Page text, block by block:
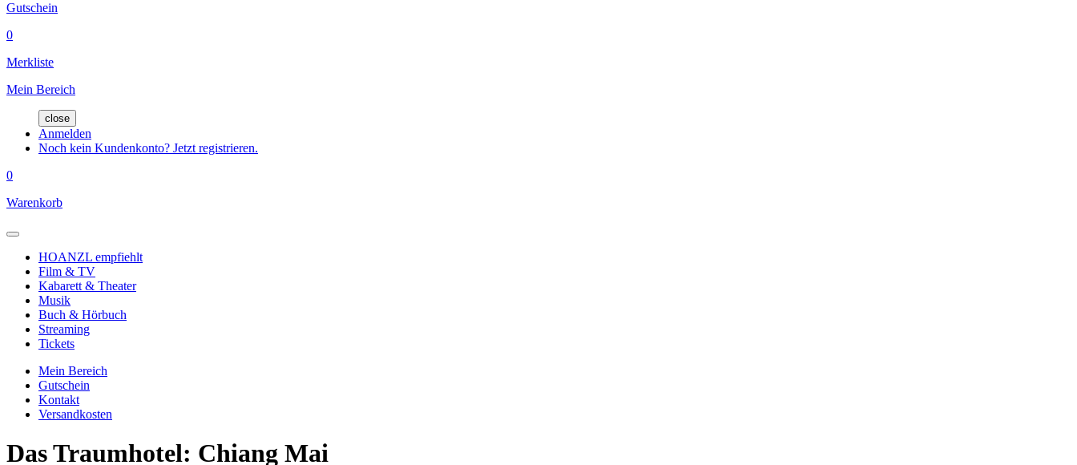
Gutschein
0
Merkliste
Mein Bereich
close
Anmelden
Noch kein Kundenkonto? Jetzt registrieren.
0
Warenkorb
HOANZL empfiehlt
Film & TV
Kabarett & Theater
Musik
Buch & Hörbuch
Streaming
Tickets
Mein Bereich
Gutschein
Kontakt
Versandkosten
Das Traumhotel: Chiang Mai